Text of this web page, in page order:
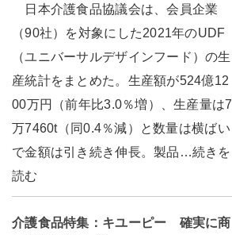
日本介護食品協議会は、会員企業
（90社）を対象にした2021年のUDF
（ユニバーサルデザインフード）の生
産統計をまとめた。生産額が524億12
00万円（前年比3.0％増）、生産量は7
万7460t（同0.4％減）と数量は横ばい
で金額は引き続き伸長。製品…続きを
読む
介護食品特集：キユーピー 確実に商